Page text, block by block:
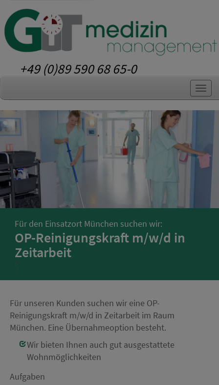
+49 (0)89 590 68 65-0
Für den Einsatzort München suchen wir:
OP-Reinigungskraft m/w/d in
Zeitarbeit
';
Für unseren Kunden suchen wir eine OP-
Reinigungskraft m/w/d in Zeitarbeit im Raum
München. Eine Übernahmeoption besteht.
Wir bieten Ihnen auch gut ausgestattete
Wohnmöglichkeiten
Aufgaben